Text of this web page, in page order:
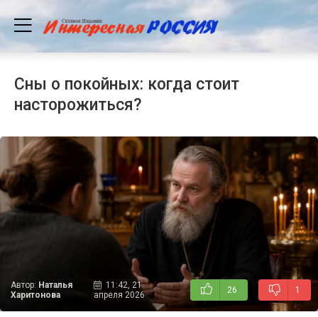
Сны о покойных: когда стоит
насторожиться?
Автор: Наталья
Харитонова
11:42, 21
апреля 2026
26 1